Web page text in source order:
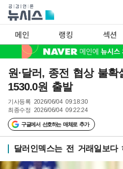
메인 랭킹 섹션
원·달러, 종전 협상 불확
1530.0원 출발
기사등록 2026/06/04 09:18:30
최종수정 2026/06/04 09:22:24
구글에서 선호하는 매체로 추가
달러인덱스는 전 거래일보다